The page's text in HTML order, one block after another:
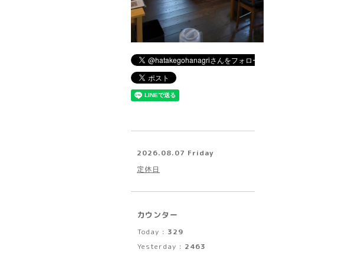
2026.08.07 Friday
定休日
カウンター
Today : 329
Yesterday : 2463